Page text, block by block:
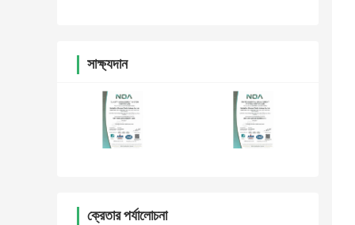
সাক্ষ্যদান
ক্রেতার পর্যালোচনা